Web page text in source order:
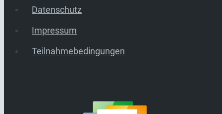
Datenschutz
Impressum
Teilnahmebedingungen